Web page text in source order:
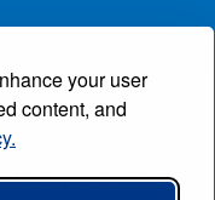
your user
content, and
NEWS DIGITAL.